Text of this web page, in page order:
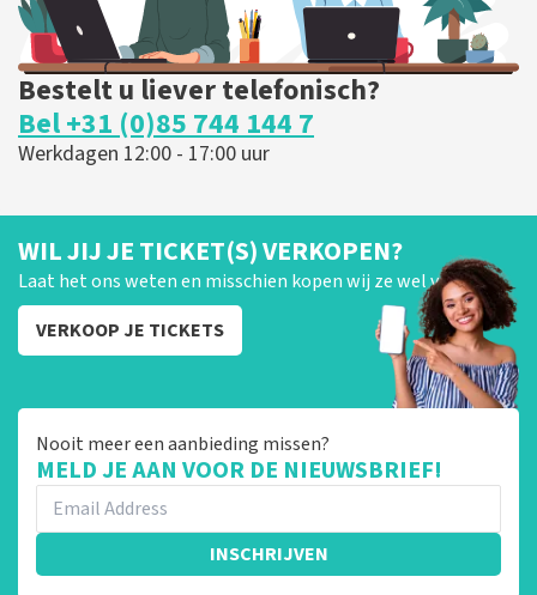
Bestelt u liever telefonisch?
Bel +31 (0)85 744 144 7
Werkdagen 12:00 - 17:00 uur
WIL JIJ JE TICKET(S) VERKOPEN?
Laat het ons weten en misschien kopen wij ze wel van je!
VERKOOP JE TICKETS
Nooit meer een aanbieding missen?
MELD JE AAN VOOR DE NIEUWSBRIEF!
INSCHRIJVEN